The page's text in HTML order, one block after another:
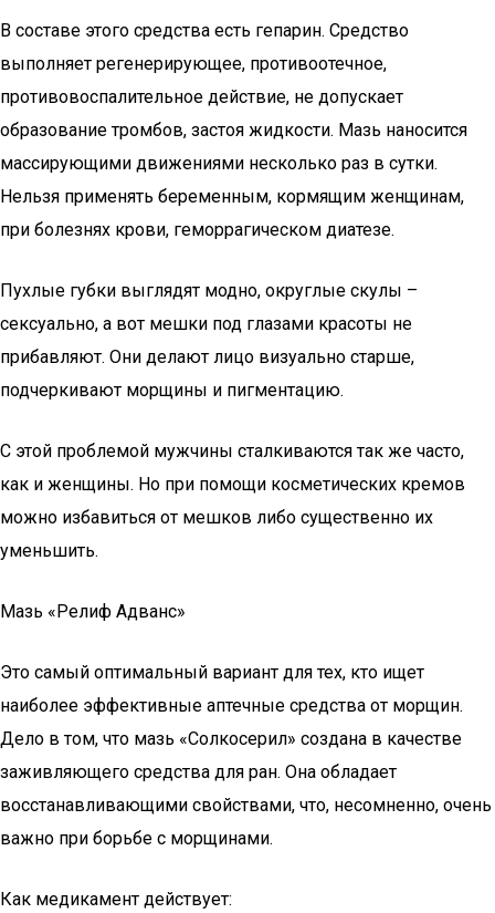
В составе этого средства есть гепарин. Средство
выполняет регенерирующее, противоотечное,
противовоспалительное действие, не допускает
образование тромбов, застоя жидкости. Мазь наносится
массирующими движениями несколько раз в сутки.
Нельзя применять беременным, кормящим женщинам,
при болезнях крови, геморрагическом диатезе.
Пухлые губки выглядят модно, округлые скулы –
сексуально, а вот мешки под глазами красоты не
прибавляют. Они делают лицо визуально старше,
подчеркивают морщины и пигментацию.
С этой проблемой мужчины сталкиваются так же часто,
как и женщины. Но при помощи косметических кремов
можно избавиться от мешков либо существенно их
уменьшить.
Мазь «Релиф Адванс»
Это самый оптимальный вариант для тех, кто ищет
наиболее эффективные аптечные средства от морщин.
Дело в том, что мазь «Солкосерил» создана в качестве
заживляющего средства для ран. Она обладает
восстанавливающими свойствами, что, несомненно, очень
важно при борьбе с морщинами.
Как медикамент действует: